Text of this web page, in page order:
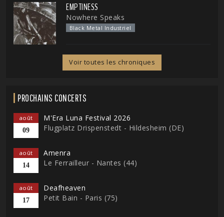
EMPTINESS
Nowhere Speaks
Black Metal Industriel
Voir toutes les chroniques
PROCHAINS CONCERTS
août
09
M'Era Luna Festival 2026
Flugplatz Drispenstedt - Hildesheim (DE)
août
14
Amenra
Le Ferrailleur - Nantes (44)
août
17
Deafheaven
Petit Bain - Paris (75)